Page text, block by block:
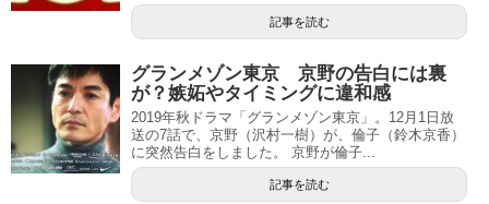
記事を読む
グランメゾン東京 京野の告白には裏
が？嫉妬やタイミングに違和感
2019年秋ドラマ「グランメゾン東京」。12月1日放
送の7話で、京野（沢村一樹）が、倫子（鈴木京香）
に突然告白をしました。 京野が倫子...
記事を読む